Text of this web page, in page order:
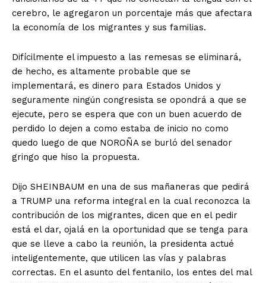
cerebro, le agregaron un porcentaje más que afectara
la economía de los migrantes y sus familias.
Difícilmente el impuesto a las remesas se eliminará,
de hecho, es altamente probable que se
implementará, es dinero para Estados Unidos y
seguramente ningún congresista se opondrá a que se
ejecute, pero se espera que con un buen acuerdo de
perdido lo dejen a como estaba de inicio no como
quedo luego de que NOROÑA se burló del senador
gringo que hiso la propuesta.
Dijo SHEINBAUM en una de sus mañaneras que pedirá
a TRUMP una reforma integral en la cual reconozca la
contribución de los migrantes, dicen que en el pedir
está el dar, ojalá en la oportunidad que se tenga para
que se lleve a cabo la reunión, la presidenta actué
inteligentemente, que utilicen las vías y palabras
correctas. En el asunto del fentanilo, los entes del mal